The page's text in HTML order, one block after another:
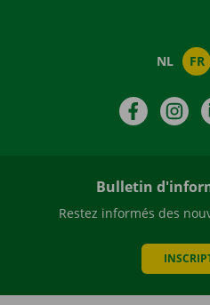
NL FR
Facebook
Bulletin
Restez informés des